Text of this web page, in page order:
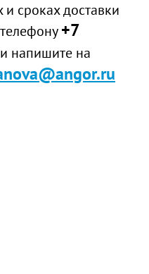
сроках доставки
+7
напишите на